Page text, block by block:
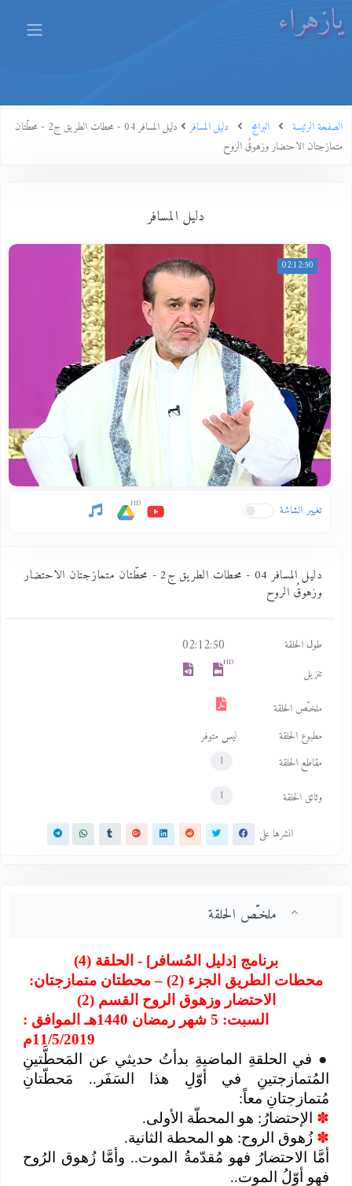
يازهراء
الصفحة الرئيسة البرامج دليل المسافر
دليل المسافر 04 - محطات الطريق ج2 - محطّتان
متمازجتان الاحتضار وزهوقُ الروح
دليل المسافر
02:12:50
تغيير الشاشة HD
دليل المسافر 04 - محطات الطريق ج2 - محطّتان متمازجتان الاحتضار
وزهوقُ الروح
طول الحلقة 02:12:50
تنزيل
HD
ملخـّص الحلقة
مطبوع الحلقة
ليس متوفر
مقاطع الحلقة
وثائق الحلقة
انشرها على
ملخـّص الحلقة
برنامج [دليل المُسافر] - الحلقة (4)
محطات الطريق الجزء (2) – محطتان متمازجتان:
الاحتضار وزهوق الروح القسم (2)
السبت: 5 شهر رمضان 1440هـ الموافق :
11/5/2019م
●
في الحلقةِ الماضيةِ بدأتُ حديثي عن المَحطَّتينِ
المُتمازجتينِ في أوّلِ هذا السَفَر.. مَحطّتانِ
مُتمازجتانِ معاً:
✽ الإحتضارُ: هو المحطّة الأولى.
✽ زُهوق الروح: هو المحطة الثانية.
أمَّا الاحتضارُ فهو مُقدّمةُ الموت.. وأمَّا زُهوق الرُوح
فهو أوّلُ الموت..